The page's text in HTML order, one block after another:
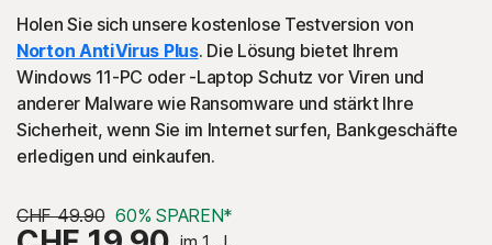
Kostenlos testen
Schweiz
Holen Sie sich unsere kostenlose Testversion von
Norton AntiVirus Plus. Die Lösung bietet Ihrem
Windows 11-PC oder -Laptop Schutz vor Viren und
anderer Malware wie Ransomware und stärkt Ihre
Sicherheit, wenn Sie im Internet surfen, Bankgeschäfte
erledigen und einkaufen.
CHF 49.90 60% SPAREN*